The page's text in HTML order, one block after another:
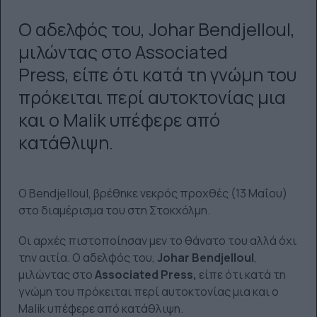
Ο αδελφός του, Johar Bendjelloul,
μιλώντας στο Associated
Press, είπε ότι κατά τη γνώμη του
πρόκειται περί αυτοκτονίας μια
και ο Malik υπέφερε από
κατάθλιψη.
Ο Bendjelloul, βρέθηκε νεκρός προχθές (13 Μαΐου)
στο διαμέρισμα του στη Στοκχόλμη.
Οι αρχές πιστοποίησαν μεν το θάνατο του αλλά όχι
την αιτία. Ο αδελφός του, Johar Bendjelloul,
μιλώντας στοAssociated Press, είπε ότι κατά τη
γνώμη του πρόκειται περί αυτοκτονίας μια και ο
Malik υπέφερε από κατάθλιψη.